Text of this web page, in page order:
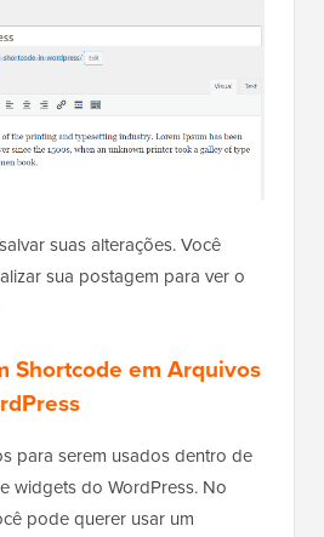
suas alterações. Você
sua postagem para ver o
Shortcode em Arquivos
para serem usados dentro de
widgets do WordPress. No
pode querer usar um